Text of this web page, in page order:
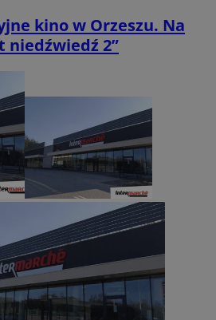
kino w Orzeszu. Na
niedźwiedź 2”